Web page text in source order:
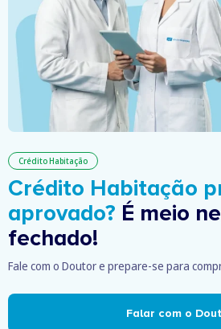
Crédito Habitação
Crédito Habitação
aprovado? É meio
fechado!
Fale com o Doutor e prepare-se para
Falar com o